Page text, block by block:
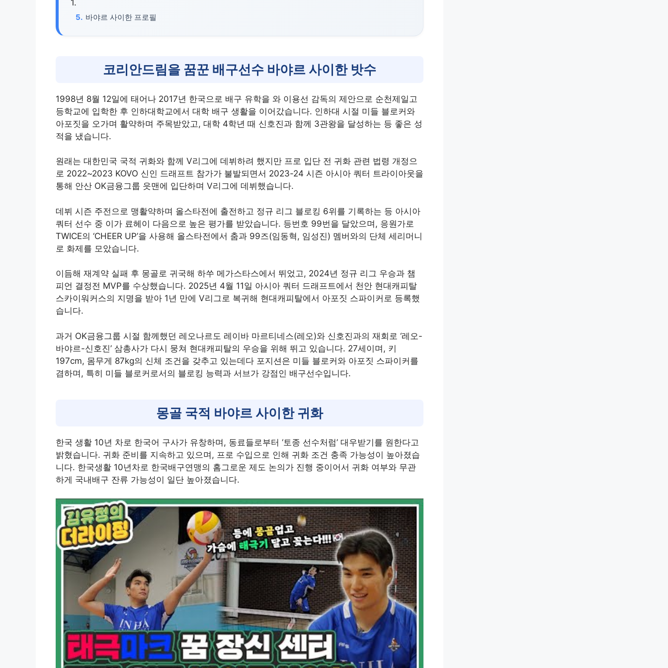
바야르 사이한 프로필
코리안드림을 꿈꾼 배구선수 바야르 사이한 밧수
1998년 8월 12일에 태어나 2017년 한국으로 배구 유학을 와 이용선 감독의 제안으로 순천제일고
등학교에 입학한 후 인하대학교에서 대학 배구 생활을 이어갔습니다. 인하대 시절 미들 블로커와
아포짓을 오가며 활약하며 주목받았고, 대학 4학년 때 신호진과 함께 3관왕을 달성하는 등 좋은 성
적을 냈습니다.
원래는 대한민국 국적 귀화와 함께 V리그에 데뷔하려 했지만 프로 입단 전 귀화 관련 법령 개정으
로 2022~2023 KOVO 신인 드래프트 참가가 불발되면서 2023-24 시즌 아시아 쿼터 트라이아웃을
통해 안산 OK금융그룹 읏맨에 입단하며 V리그에 데뷔했습니다.
데뷔 시즌 주전으로 맹활약하며 올스타전에 출전하고 정규 리그 블로킹 6위를 기록하는 등 아시아
쿼터 선수 중 이가 료헤이 다음으로 높은 평가를 받았습니다. 등번호 99번을 달았으며, 응원가로
TWICE의 ‘CHEER UP’을 사용해 올스타전에서 춤과 99즈(임동혁, 임성진) 멤버와의 단체 세리머니
로 화제를 모았습니다.
이듬해 재계약 실패 후 몽골로 귀국해 하쑤 메가스타스에서 뛰었고, 2024년 정규 리그 우승과 챔
피언 결정전 MVP를 수상했습니다. 2025년 4월 11일 아시아 쿼터 드래프트에서 천안 현대캐피탈
스카이워커스의 지명을 받아 1년 만에 V리그로 복귀해 현대캐피탈에서 아포짓 스파이커로 등록했
습니다.
과거 OK금융그룹 시절 함께했던 레오나르도 레이바 마르티네스(레오)와 신호진과의 재회로 ‘레오-
바야르-신호진’ 삼총사가 다시 뭉쳐 현대캐피탈의 우승을 위해 뛰고 있습니다. 27세이며, 키
197cm, 몸무게 87kg의 신체 조건을 갖추고 있는데다 포지션은 미들 블로커와 아포짓 스파이커를
겸하며, 특히 미들 블로커로서의 블로킹 능력과 서브가 강점인 배구선수입니다.
몽골 국적 바야르 사이한 귀화
한국 생활 10년 차로 한국어 구사가 유창하며, 동료들로부터 ‘토종 선수처럼’ 대우받기를 원한다고
밝혔습니다. 귀화 준비를 지속하고 있으며, 프로 수입으로 인해 귀화 조건 충족 가능성이 높아졌습
니다. 한국생활 10년차로 한국배구연맹의 홈그로운 제도 논의가 진행 중이어서 귀화 여부와 무관
하게 국내배구 잔류 가능성이 일단 높아졌습니다.